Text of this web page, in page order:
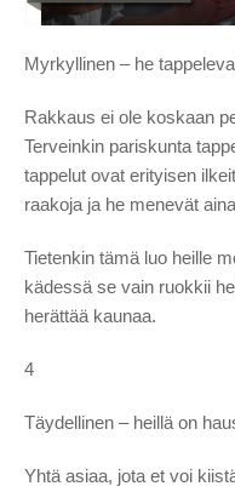
Myrkyllinen – he
Rakkaus ei ole koskaan
Terveinkin pariskunta
tappelut ovat erityisen
raakoja ja he menevät
Tietenkin tämä luo heille
kädessä se vain ruokkii
herättää kaunaa.
4
Täydellinen – heillä on
Yhtä asiaa, jota et voi